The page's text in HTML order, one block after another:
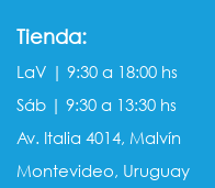
Tienda:
LaV | 9:30 a 18:00 hs
Sáb | 9:30 a 13:30 hs
Av. Italia 4014, Malvín
Montevideo, Uruguay